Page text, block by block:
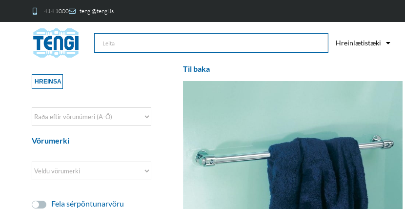
414 1000 tengi@tengi.is
Hreinlætistæki
Til baka
HREINSA
Sort Products
Vörumerki
Fela sérpöntunarvöru